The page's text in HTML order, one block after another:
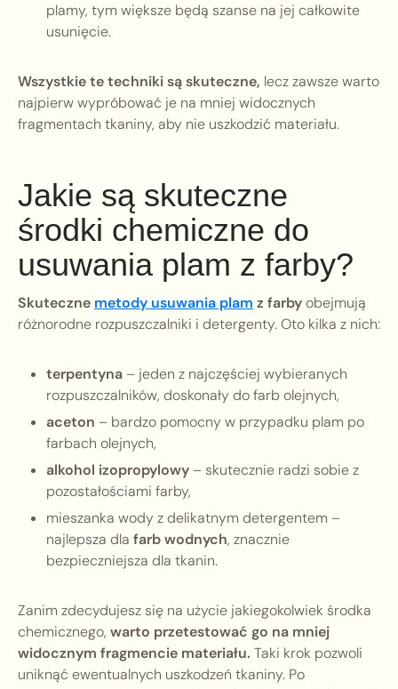
plamy, tym większe będą szanse na jej całkowite
usunięcie.
Wszystkie te techniki są skuteczne, lecz zawsze warto
najpierw wypróbować je na mniej widocznych
fragmentach tkaniny, aby nie uszkodzić materiału.
Jakie są skuteczne
środki chemiczne do
usuwania plam z farby?
Skuteczne metody usuwania plam z farbyobejmują
różnorodne rozpuszczalniki i detergenty. Oto kilka z nich:
terpentyna– jeden z najczęściej wybieranych
rozpuszczalników, doskonały do farb olejnych,
aceton – bardzo pomocny w przypadku plam po
farbach olejnych,
alkohol izopropylowy– skutecznie radzi sobie z
pozostałościami farby,
mieszanka wody z delikatnym detergentem –
najlepsza dla farb wodnych, znacznie
bezpieczniejsza dla tkanin.
Zanim zdecydujesz się na użycie jakiegokolwiek środka
chemicznego, warto przetestować go na mniej
widocznym fragmencie materiału. Taki krok pozwoli
uniknąć ewentualnych uszkodzeń tkaniny. Po